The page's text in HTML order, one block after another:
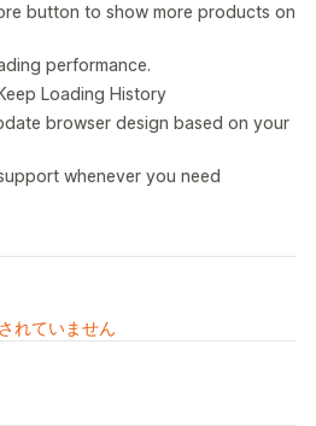
button to show more products on
performance.
Loading History
browser design based on your
whenever you need
れていません